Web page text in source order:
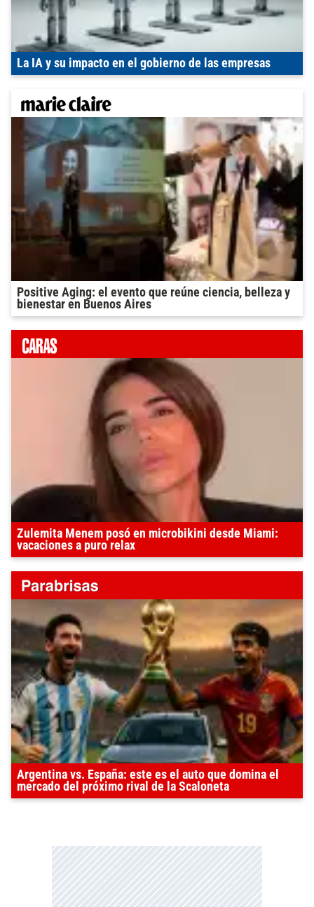
La IA y su impacto en el gobierno de las empresas
Positive Aging: el evento que reúne ciencia, belleza y
bienestar en Buenos Aires
Zulemita Menem posó en microbikini desde Miami:
vacaciones a puro relax
Argentina vs. España: este es el auto que domina el
mercado del próximo rival de la Scaloneta